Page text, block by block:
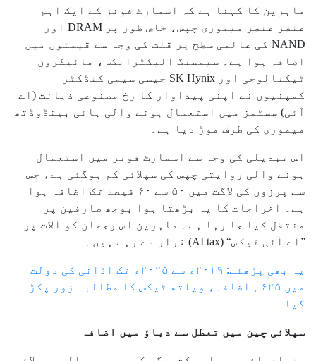
ماہرین کا کہنا ہے کہ اسمارٹ فونز کے ایک اہم
عنصر عنصر میموری چپس، خاص طور پر DRAM اور
NAND کی عالمی سطح پر قلت کی وجہ سے قیمتوں میں
اضافہ ہوا ہے۔ سیمسنگ الیکٹرانکس، مائیکرون
ٹیکنالوجی اور SK Hynix جیسی سیمی کنڈکٹر
کمپنیوں نے اپنی پیداوار کا رخ مصنوعی ذہانت (اے
آئی) سسٹمز میں استعمال ہونے والی ہائی بینڈوڈتھ
میموری کی طرف موڑ دیا ہے۔
اس تبدیلی کی وجہ سے اسمارٹ فونز میں استعمال
ہونے والی روایتی چپس کی سپلائی کم ہوگئی ہے، جس
سے پرزوں کی لاگت میں ۵۰ سے ۶۰ فیصد تک اضافہ ہوا
ہے۔ اخراجات کا یہ بڑھتا ہوا بوجھ صارفین پر
منتقل کیا جا رہا ہے۔ ماہرین اس رجحان کو آلات پر
”اے آئی ٹیکس“ (AI tax) قرار دے رہے ہیں۔
یہ بھی پڑھئے: ۲۰۱۹ء سے ۲۰۲۵ء تک اڈانی کی دولت
میں ۶۲۵؍ اضافہ، ویلتھ ٹیکس کا مطالبہ زور پکڑ
گیا
سپلائی چین میں تعطل سے دباؤ میں اضافہ